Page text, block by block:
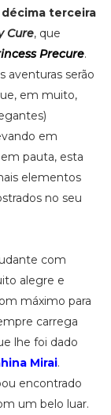
décima terceira
Cure, que
Precure.
aventuras serão
em muito,
em
pauta, esta
elementos
no seu
com
alegre e
máximo para
carrega
lhe foi dado
Mirai.
encontrado
um belo luar.